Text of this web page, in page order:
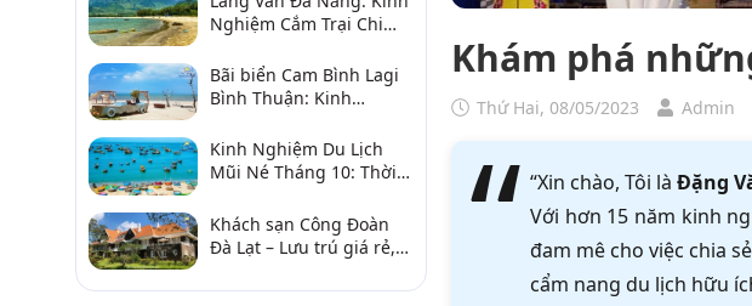
Khám phá
Thứ Hai, 08/05/2023 Admin
“Xin chào, Tôi làĐặng
Với hơn 15 năm kinh
đam mê cho việc chia
cẩm nang du lịch hữu
Nghiệm Cắm Trại Chi
Bãi biển Cam Bình Lagi
Bình Thuận: Kinh
sản, điểm gần
Kinh Nghiệm Du Lịch
Mũi Né Tháng 10: Thời
Khách sạn Công Đoàn
Đà Lạt – Lưu trú giá rẻ,
Hương